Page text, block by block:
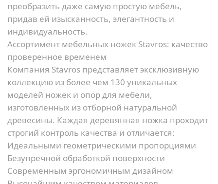
преобразить даже самую простую мебель,
придав ей изысканность, элегантность и
индивидуальность.
Ассортимент мебельных ножек Stavros: качество
проверенное временем
Компания Stavros представляет эксклюзивную
коллекцию из более чем 130 уникальных
моделей ножек и опор для мебели,
изготовленных из отборной натуральной
древесины. Каждая деревянная ножка проходит
строгий контроль качества и отличается:
Идеальными геометрическими пропорциями
Безупречной обработкой поверхности
Современным эргономичным дизайном